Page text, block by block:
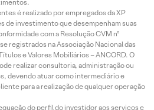
é realizado por empregados da XP
de investimento que desempenham suas
com a Resolução CVM nº
registrados na Associação Nacional das
e Valores Mobiliários – ANCORD. O
realizar consultoria, administração ou
devendo atuar como intermediário e
para a realização de qualquer operação
do perfil do investidor aos serviços e